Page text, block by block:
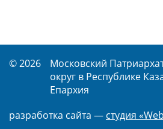
© 2026
Московский
округ в Республике
Епархия
разработка сайта — студия